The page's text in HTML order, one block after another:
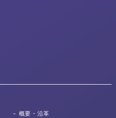
概要・沿革